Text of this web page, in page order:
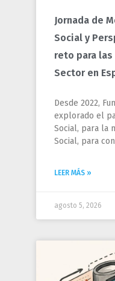
Jornada de
Social y
reto para
Sector en
Desde 2022,
explorado el
Social, para la
Social, para
LEER MÁS »
agosto 5, 2026